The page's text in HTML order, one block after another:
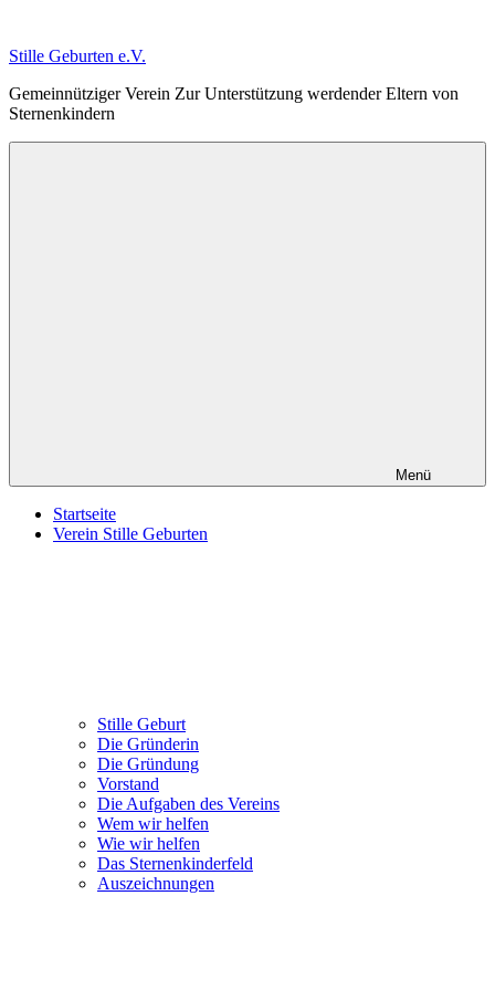
springen
Stille Geburten e.V.
Gemeinnütziger Verein Zur Unterstützung werdender Eltern von
Sternenkindern
Menü
Startseite
Verein Stille Geburten
Stille Geburt
Die Gründerin
Die Gründung
Vorstand
Die Aufgaben des Vereins
Wem wir helfen
Wie wir helfen
Das Sternenkinderfeld
Auszeichnungen